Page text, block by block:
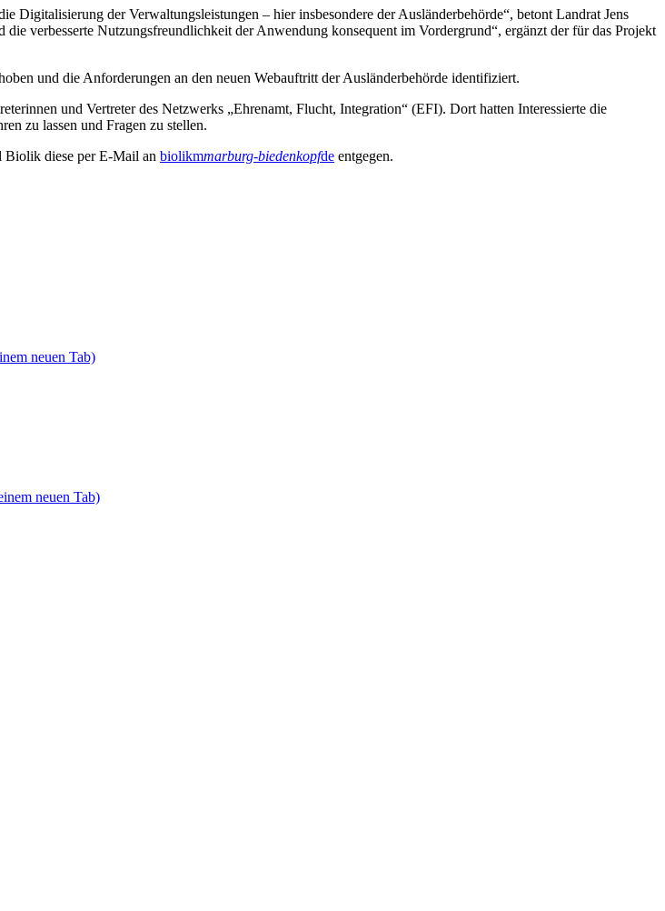
der Verwaltungsleistungen – hier insbesondere der Ausländerbehörde“, betont Landrat Jens
verbesserte Nutzungsfreundlichkeit der Anwendung konsequent im Vordergrund“, ergänzt der für das Projekt
und die Anforderungen an den neuen Webauftritt der Ausländerbehörde identifiziert.
und Vertreter des Netzwerks „Ehrenamt, Flucht, Integration“ (EFI). Dort hatten Interessierte die
zu lassen und Fragen zu stellen.
Biolik diese per E-Mail an biolikmmarburg-biedenkopfde entgegen.
neuen Tab)
neuen Tab)